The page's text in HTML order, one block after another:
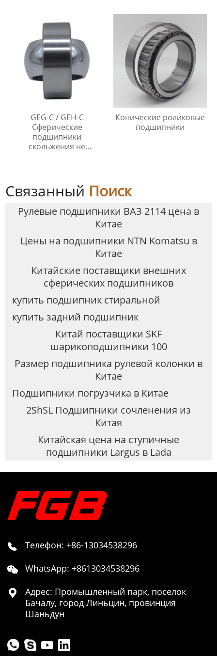
GEG-C / GEH-C
Сферические
подшипники
скольжения не
Конические роликовые
подшипники
Связанный Поиск
Рулевые подшипники ВАЗ 2114 цена в
Китае
Цены на подшипники NTN Komatsu в
Китае
Китайские поставщики внешних
сферических подшипников
купить подшипник стиральной
купить задний подшипник
Китай поставщики SKF
шарикоподшипники 100
Размер подшипника рулевой колонки в
Китае
Подшипники погрузчика в Китае
2ShSL Подшипники сочленения из
Китая
Китайская цена на ступичные
подшипники Largus в Lada
 Телефон: +86-13034538296
 WhatsApp: +8613034538296

Адрес: Промышленный парк, поселок
Бачалу, город Линьцин, провинция
Шаньдун